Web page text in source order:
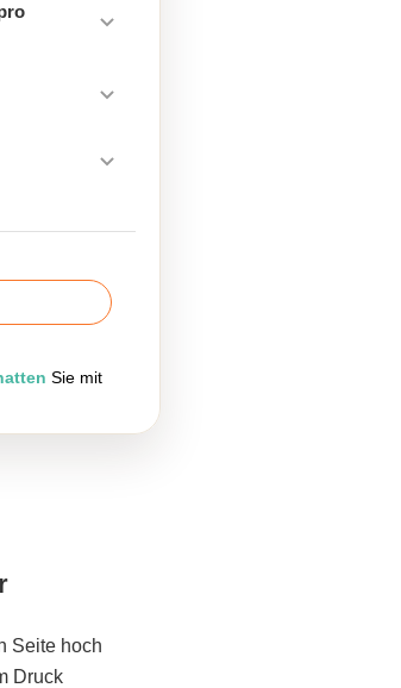
Sie mit
Seite hoch
Druck